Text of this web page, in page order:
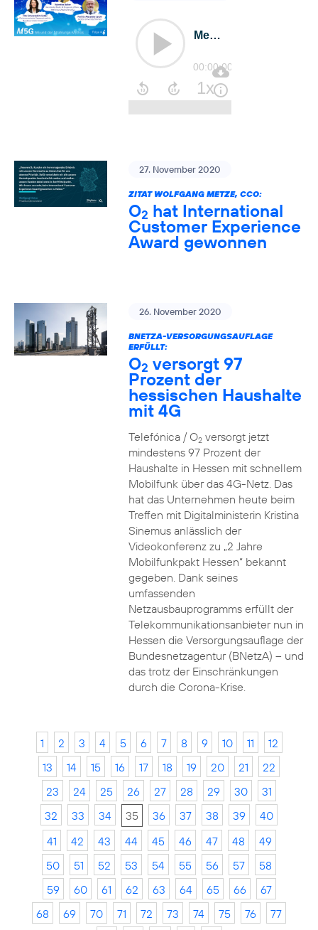
27. November 2020
ZITAT WOLFGANG METZE, CCO:
O2 hat International
Customer Experience
Award gewonnen
26. November 2020
BNETZA-VERSORGUNGSAUFLAGE
ERFÜLLT:
O2 versorgt 97
Prozent der
hessischen Haushalte
mit 4G
Telefónica / O2versorgt jetzt
mindestens 97 Prozent der
Haushalte in Hessen mit schnellem
Mobilfunk über das 4G-Netz. Das
hat das Unternehmen heute beim
Treffen mit Digitalministerin Kristina
Sinemus anlässlich der
Videokonferenz zu „2 Jahre
Mobilfunkpakt Hessen“ bekannt
gegeben. Dank seines
umfassenden
Netzausbauprogramms erfüllt der
Telekommunikationsanbieter nun in
Hessen die Versorgungsauflage der
Bundesnetzagentur (BNetzA) – und
das trotz der Einschränkungen
durch die Corona-Krise.
1 2 3 4 5 6 7 8 9 10 11
12
13
14 15 16 17 18 19 20 21
22
23
24 25 26 27 28 29 30
31
32
33 34 35 36 37 38 39
40
41
42 43 44 45 46 47 48
49
50
51 52 53 54 55 56 57
58
59
60 61 62 63 64 65 66
67
68
69 70 71 72 73 74 75 76
77